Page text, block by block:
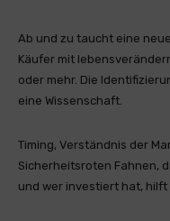
Ab und zu taucht eine
Käufer mit
oder mehr. Die
eine Wissenschaft.
Timing, Verständnis der
Sicherheitsroten Fahnen,
und wer investiert hat,